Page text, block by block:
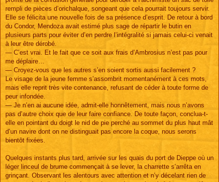
rempli de pièces d’orichalque, songeant que cela pourrait toujours servir.
Elle se félicita une nouvelle fois de sa présence d’esprit. De retour à bord
du Condor, Mendoza avait estimé plus sage de répartir le butin en
plusieurs parts pour éviter d’en perdre l’intégralité si jamais celui-ci venait
à leur être dérobé.
— C’est vrai. Et le fait que ce soit aux frais d’Ambrosius n’est pas pour
me déplaire…
— Croyez-vous que les autres s’en soient sortis aussi facilement ?
Le visage de la jeune femme s’assombrit momentanément à ces mots,
mais elle reprit très vite contenance, refusant de céder à toute forme de
peur infondée.
— Je n’en ai aucune idée, admit-elle honnêtement, mais nous n’avons
pas d’autre choix que de leur faire confiance. De toute façon, conclua-t-
elle en pointant du doigt le nid de pie perché au sommet du plus haut mât
d’un navire dont on ne distinguait pas encore la coque, nous serons
bientôt fixées.
Quelques instants plus tard, arrivée sur les quais du port de Dieppe où un
léger linceul de brume commençait à se lever, la charrette s’arrêta en
grinçant. Observant les alentours avec attention et n’y décelant rien de